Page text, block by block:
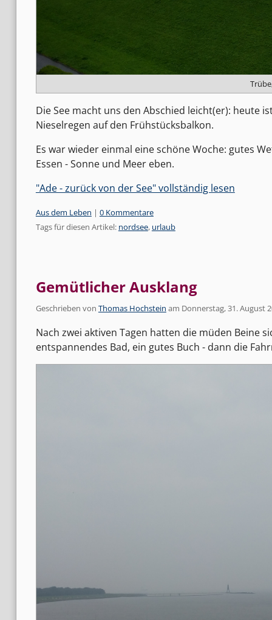
Die See macht uns den Abschied leicht(er): heute
Nieselregen auf den Frühstücksbalkon.
Es war wieder einmal eine schöne Woche: gutes
Essen - Sonne und Meer eben.
"Ade - zurück von der See" vollständig lesen
Kategorien:
Aus dem Leben | 0 Kommentare
Tags für diesen Artikel: nordsee, urlaub
Gemütlicher Ausklang
Geschrieben von Thomas Hochstein am Donnerstag, 31. August
Nach zwei aktiven Tagen hatten die müden Beine
entspannendes Bad, ein gutes Buch - dann die